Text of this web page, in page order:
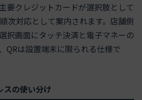
要クレジットカードが選択肢として
次対応として案内されます。店舗側
択画面にタッチ決済と電子マネーの
QRは設置端末に限られる仕様で
スの使い分け